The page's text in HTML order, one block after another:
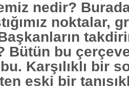
nedir?
noktalar,
Bütün bu
Karşılıklı bir
eski bir